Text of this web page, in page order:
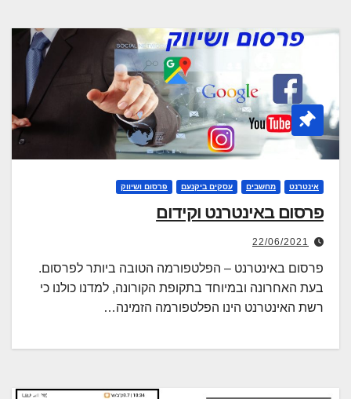
אינטרנט מחשבים עסקים ביקנעם פרסום ושיווק
פרסום באינטרנט וקידום
22/06/2021
פרסום באינטרנט – הפלטפורמה הטובה ביותר לפרסום.
בעת האחרונה ובמיוחד בתקופת הקורונה, למדנו כולנו כי
רשת האינטרנט הינו הפלטפורמה הזמינה…